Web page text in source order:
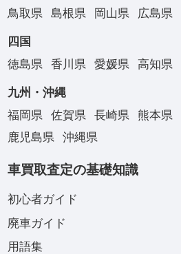
鳥取県
島根県 岡山県 広島県
四国
徳島県
香川県 愛媛県 高知県
九州・沖縄
福岡県
佐賀県 長崎県 熊本県
鹿児島県
沖縄県
車買取査定の基礎知識
初心者ガイド
廃車ガイド
用語集